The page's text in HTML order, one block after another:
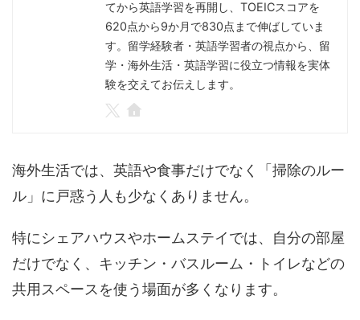
てから英語学習を再開し、TOEICスコアを
620点から9か月で830点まで伸ばしていま
す。留学経験者・英語学習者の視点から、留
学・海外生活・英語学習に役立つ情報を実体
験を交えてお伝えします。
海外生活では、英語や食事だけでなく「掃除のルー
ル」に戸惑う人も少なくありません。
特にシェアハウスやホームステイでは、自分の部屋
だけでなく、キッチン・バスルーム・トイレなどの
共用スペースを使う場面が多くなります。